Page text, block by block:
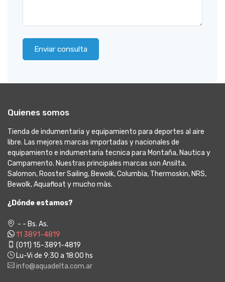
Enviar consulta
Quienes somos
Tienda de indumentaria y equipamiento para deportes al aire
libre. Las mejores marcas importadas y nacionales de
equipamiento e indumentaria tecnica para Montaña, Nautica y
Campamento. Nuestras principales marcas son Ansilta,
Salomon, Rooster Sailing, Bewolk, Columbia, Thermoskin, NRS,
Bewolk, Aquafloat y mucho màs.
¿Dónde estamos?
- - Bs. As.
11 3891-4819
(011) 15-3891-4819
Lu-Vi de 9:30 a 18:00 hs
info@aquadelta.com.ar